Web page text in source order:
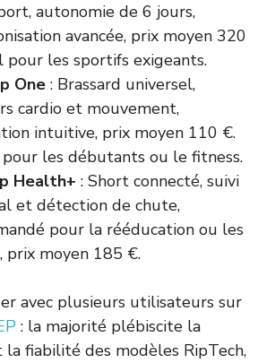
autonomie de 6 jours,
avancée, prix moyen 320
pour les sportifs exigeants.
One : Brassard universel,
cardio et mouvement,
intuitive, prix moyen 110 €.
les débutants ou le fitness.
Health+ : Short connecté, suivi
et détection de chute,
pour la rééducation ou les
prix moyen 185 €.
avec plusieurs utilisateurs sur
: la majorité plébiscite la
la fiabilité des modèles RipTech,